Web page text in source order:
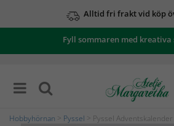
Alltid fri frakt vid köp
Fyll sommaren med
Hobbyhörnan Pyssel > Pyssel